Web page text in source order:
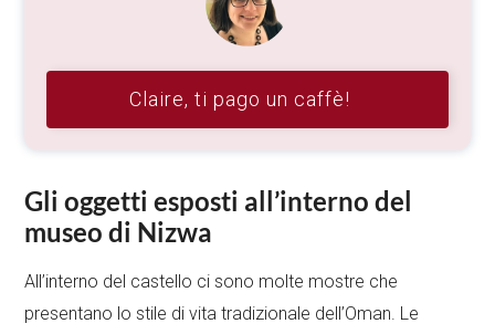
Claire, ti pago un caffè!
Gli oggetti esposti all’interno del
museo di Nizwa
All’interno del castello ci sono molte mostre che
presentano lo stile di vita tradizionale dell’Oman. Le